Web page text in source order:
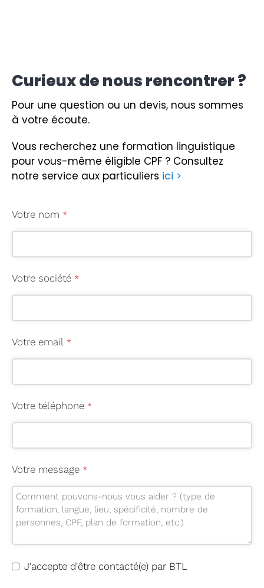
Curieux de nous rencontrer ?
Pour une question ou un devis, nous sommes
à votre écoute.
Vous recherchez une formation linguistique
pour vous-même éligible CPF ? Consultez
notre service aux particuliers ici >
Votre nom *
Votre société *
Votre email *
Votre téléphone *
Votre message *
C J'accepte d'être contacté(e) par BTL